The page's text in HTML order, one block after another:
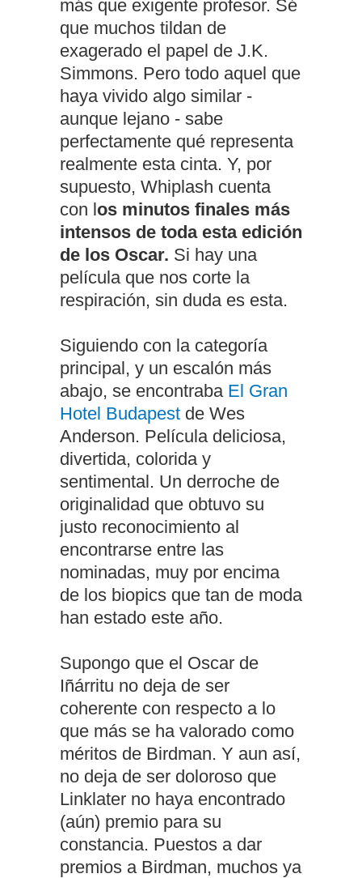
más que exigente profesor. Sé
que muchos tildan de
exagerado el papel de J.K.
Simmons. Pero todo aquel que
haya vivido algo similar -
aunque lejano - sabe
perfectamente qué representa
realmente esta cinta. Y, por
supuesto, Whiplash cuenta
con los minutos finales más
intensos de toda esta edición
de los Oscar. Si hay una
película que nos corte la
respiración, sin duda es esta.
Siguiendo con la categoría
principal, y un escalón más
abajo, se encontraba El Gran
Hotel Budapest de Wes
Anderson. Película deliciosa,
divertida, colorida y
sentimental. Un derroche de
originalidad que obtuvo su
justo reconocimiento al
encontrarse entre las
nominadas, muy por encima
de los biopics que tan de moda
han estado este año.
Supongo que el Oscar de
Iñárritu no deja de ser
coherente con respecto a lo
que más se ha valorado como
méritos de Birdman. Y aun así,
no deja de ser doloroso que
Linklater no haya encontrado
(aún) premio para su
constancia. Puestos a dar
premios a Birdman, muchos ya